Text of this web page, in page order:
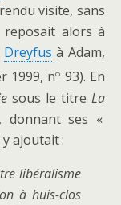
visite, sans
alors à
Dreyfus à Adam,
1999, no 93). En
sous le titre La
donnant ses «
y ajoutait :
libéralisme
à huis-clos